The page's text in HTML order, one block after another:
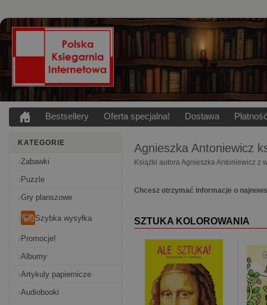
Bestsellery Oferta specjalna! Dostawa
KATEGORIE
Zabawki
Puzzle
Gry planszowe
Szybka wysyłka
Promocje!
Albumy
Artykuly papiernicze
Audiobooki
Agnieszka Antoniewicz
Książki autora Agnieszka Antoniewicz z
Chcesz otrzymać informacje o
SZTUKA KOLOROWANIA